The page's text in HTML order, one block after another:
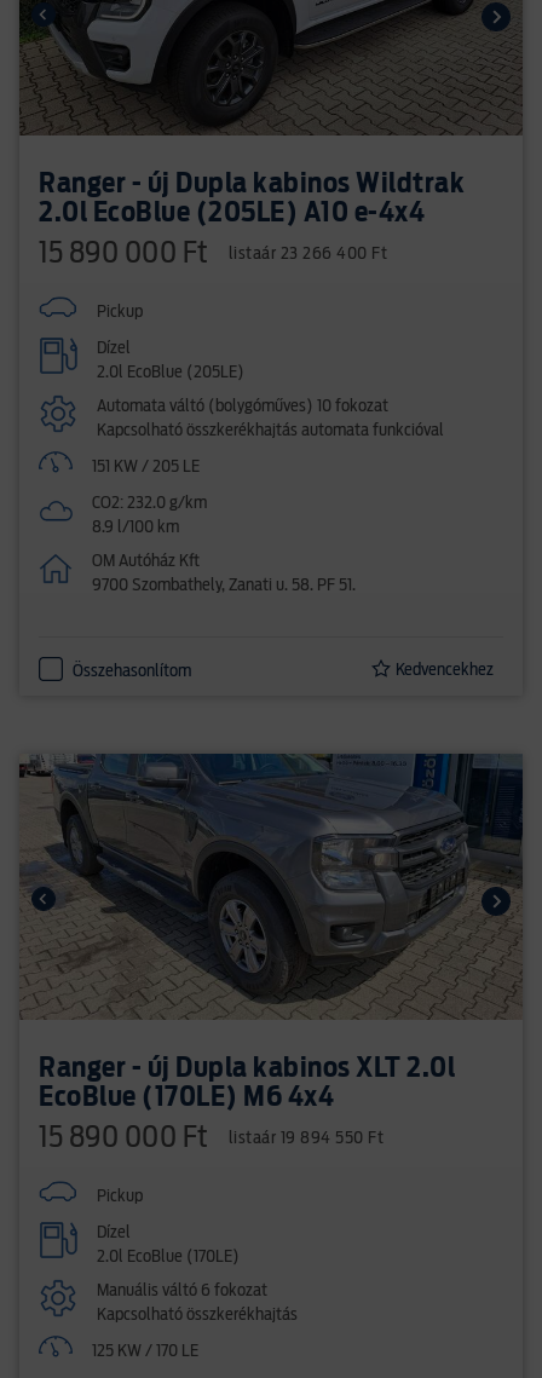
Ranger - új Dupla kabinos Wildtrak
2.0l EcoBlue (205LE) A10 e-4x4
15 890 000 Ft listaár 23 266 400 Ft
Pickup
Dízel
2.0l EcoBlue (205LE)
Automata váltó (bolygóműves) 10 fokozat
Kapcsolható összkerékhajtás automata funkcióval
151 KW / 205 LE
CO2: 232.0 g/km
8.9 l/100 km
OM Autóház Kft
9700 Szombathely, Zanati u. 58. PF 51.
Összehasonlítom Kedvencekhez
Ranger - új Dupla kabinos XLT 2.0l
EcoBlue (170LE) M6 4x4
15 890 000 Ft listaár 19 894 550 Ft
Pickup
Dízel
2.0l EcoBlue (170LE)
Manuális váltó 6 fokozat
Kapcsolható összkerékhajtás
125 KW / 170 LE